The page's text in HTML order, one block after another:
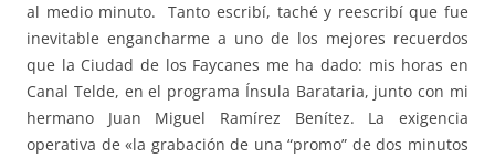
al medio minuto. Tanto escribí, taché y reescribí que fue
inevitable engancharme a uno de los mejores recuerdos
que la Ciudad de los Faycanes me ha dado: mis horas en
Canal Telde, en el programa Ínsula Barataria, junto con mi
hermano Juan Miguel Ramírez Benítez. La exigencia
operativa de «la grabación de una “promo” de dos minutos